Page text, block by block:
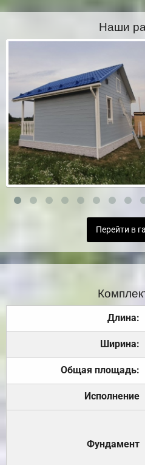
Наши
Перейти в
Длина:
Ширина:
Общая площадь:
Исполнение
Фундамент